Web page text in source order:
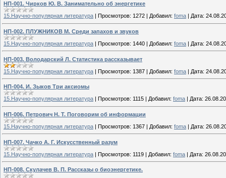
НП-001. Чирков Ю. В. Занимательно об энергетике
15.Научно-популярная литература
Просмотров: 1272 Добавил: foma Дата:
НП-002. ПЛУЖНИКОВ М. Среди запахов и звуков
15.Научно-популярная литература | Просмотров: 1440 | Добавил: foma | Дата:
НП-003. Володарский Л. Статистика рассказывает
15.Научно-популярная литература | Просмотров: 1387 | Добавил: foma | Дата:
НП-004. И. Зыков Три аксиомы
15.Научно-популярная литература
Просмотров: 1115 Добавил: foma Дата:
НП-006. Петрович Н. Т. Поговорим об информации
15.Научно-популярная литература | Просмотров: 1367 | Добавил: foma | Дата:
НП-007. Чачко А. Г. Искусственный разум
15.Научно-популярная литература | Просмотров: 1119 | Добавил: foma | Дата:
НП-008. Скулачев В. П. Рассказы о биоэнергетике.